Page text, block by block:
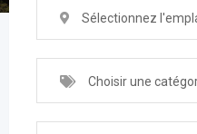
Sélectionnez
Choisir une